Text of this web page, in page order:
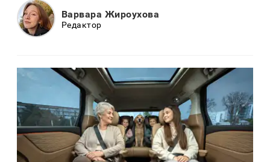
Варвара Жироухова
Редактор